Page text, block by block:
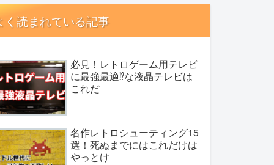
く読まれている記事
必見！レトロゲーム用テレビ
に最強最適⁉︎な液晶テレビは
これだ
名作レトロシューティング15
選！死ぬまでにはこれだけは
やっとけ